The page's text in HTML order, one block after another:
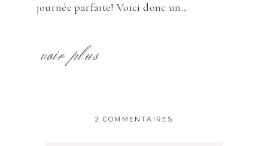
journée parfaite! Voici donc un...
voir plus
2 COMMENTAIRES